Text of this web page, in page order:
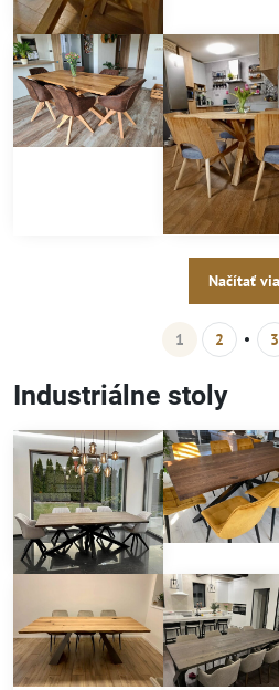
Načítať
1 2 3
Industriálne stoly